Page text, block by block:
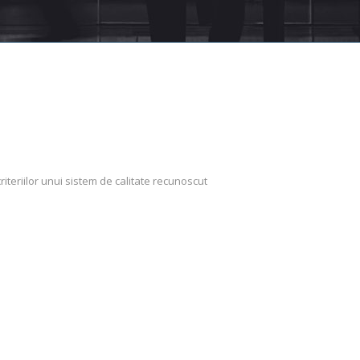
unui sistem de calitate recunoscut